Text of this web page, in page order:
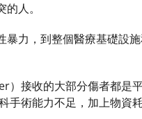
人。
力，到整個醫療基礎設
）接收的大部分傷者都是
手術能力不足，加上物資